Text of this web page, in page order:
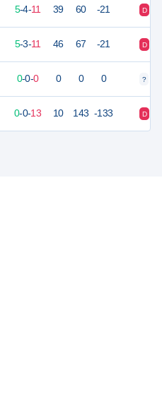
5-4-11 39 60 -21 D
5-3-11 46 67 -21 D
0-0-0 0 0 0 ?
0-0-13 10 143 -133 D